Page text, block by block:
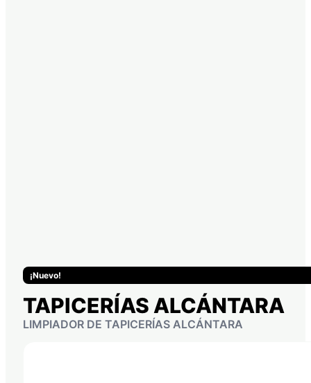
¡Nuevo!
TAPICERÍAS ALCÁNTARA
LIMPIADOR DE TAPICERÍAS ALCÁNTARA